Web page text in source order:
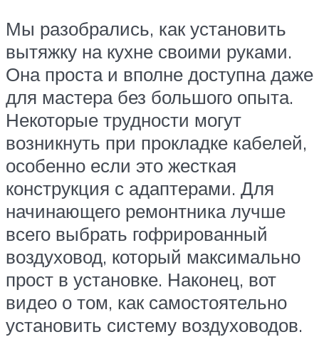
Мы разобрались, как установить
вытяжку на кухне своими руками.
Она проста и вполне доступна даже
для мастера без большого опыта.
Некоторые трудности могут
возникнуть при прокладке кабелей,
особенно если это жесткая
конструкция с адаптерами. Для
начинающего ремонтника лучше
всего выбрать гофрированный
воздуховод, который максимально
прост в установке. Наконец, вот
видео о том, как самостоятельно
установить систему воздуховодов.